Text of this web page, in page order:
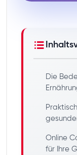
Die
Online
für Ihre